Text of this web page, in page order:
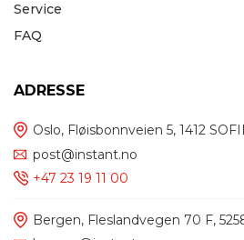
Service
FAQ
ADRESSE
Oslo, Fløisbonnveien 5, 1412
post@instant.no
+47 23 19 11 00
Bergen, Fleslandvegen 70 F,